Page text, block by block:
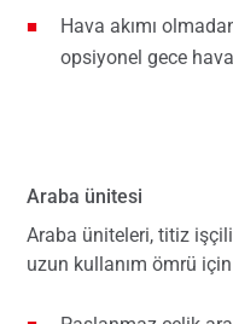
Hava akımı
opsiyonel gece
Araba ünitesi
Araba üniteleri, titiz
uzun kullanım ömrü için